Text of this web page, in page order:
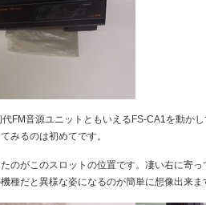
FM音源ユニットともいえるFS-CA1を動か
みるのは初めてです。
のがこのスロットの位置です。凄い右に寄
種だと異様な姿になるのが簡単に想像出来ま